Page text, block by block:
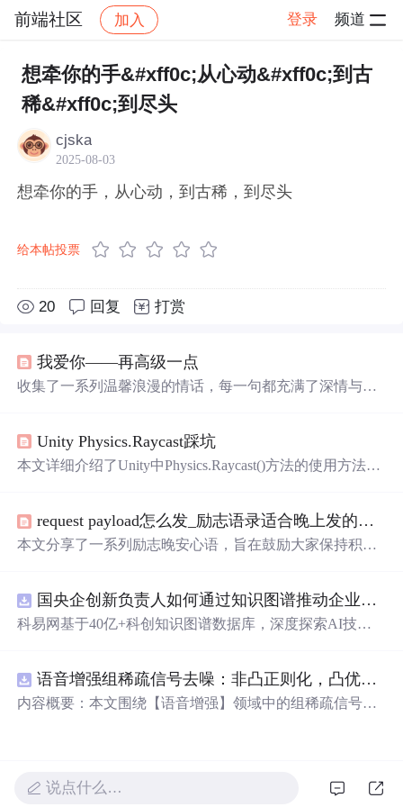
前端社区 加入 登录 频道
社区 前端社区 感慨 帖子详情
想牵你的手&#xff0c;从心动&#xff0c;到古
稀&#xff0c;到尽头
cjska
2025-08-03
想牵你的手，从心动，到古稀，到尽头
给本帖投票
20 回复 打赏
我爱你——再高级一点
收集了一系列温馨浪漫的情话，每一句都充满了深情与爱
Unity Physics.Raycast踩坑
本文详细介绍了Unity中Physics.Raycast()方法的使用方法及
request payload怎么发_励志语录适合晚上发的说说
本文分享了一系列励志晚安心语，旨在鼓励大家保持积极
国央企创新负责人如何通过知识图谱推动企业技术创新与外部资源高效对接？.docx
科易网基于40亿+科创知识图谱数据库，深度探索AI技术
新领域的AI+数智化解决方案，推动科技创新与产业创新
智能化发展。
语音增强组稀疏信号去噪：非凸正则化，凸优化研究（Matlab代码实现）
内容概要：本文围绕【语音增强】领域中的组稀疏信号去
则项以更精确地逼近理
稀疏性，克服传统凸正则化在稀
疏表达上的局限性，并采用高效的凸优化算法保障模型求
说点什么…